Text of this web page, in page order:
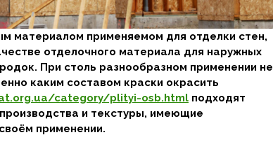
материалом применяемом для отделки стен,
отделочного материала для наружных
При столь разнообразном применении не
каким составом краски окрасить
category/plityi-osb.html подходят
и текстуры, имеющие
применении.